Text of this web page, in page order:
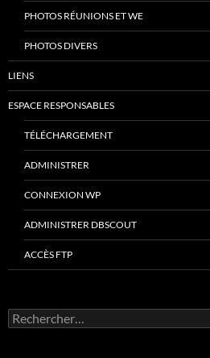
PHOTOS RÉUNIONS ET WE
PHOTOS DIVERS
LIENS
ESPACE RESPONSABLES
TÉLÉCHARGEMENT
ADMINISTRER
CONNEXION WP
ADMINISTRER DBSCOUT
ACCÈS FTP
Rechercher :